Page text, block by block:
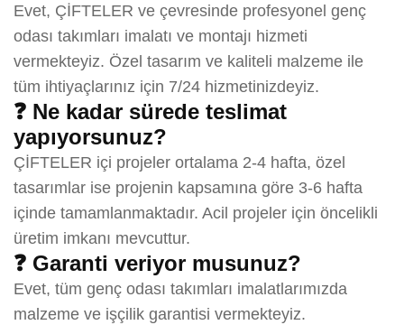
Evet, ÇİFTELER ve çevresinde profesyonel genç
odası takımları imalatı ve montajı hizmeti
vermekteyiz. Özel tasarım ve kaliteli malzeme ile
tüm ihtiyaçlarınız için 7/24 hizmetinizdeyiz.
❓ Ne kadar sürede teslimat
yapıyorsunuz?
ÇİFTELER içi projeler ortalama 2-4 hafta, özel
tasarımlar ise projenin kapsamına göre 3-6 hafta
içinde tamamlanmaktadır. Acil projeler için öncelikli
üretim imkanı mevcuttur.
❓ Garanti veriyor musunuz?
Evet, tüm genç odası takımları imalatlarımızda
malzeme ve işçilik garantisi vermekteyiz.